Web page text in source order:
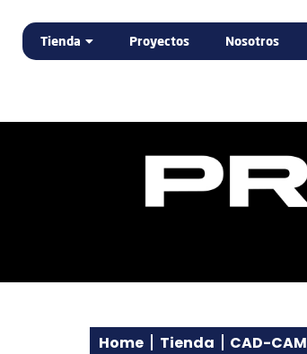
DENTAL
ELECTROMEDICINA
LABORATORIO DENTAL
Tienda Proyectos Nosotros
Home Tienda CAD-CAM